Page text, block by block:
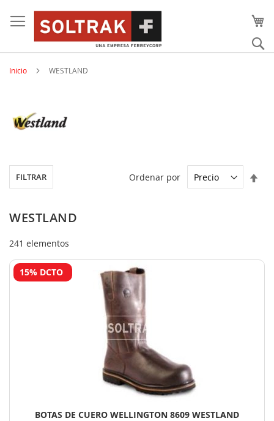
to
content
Inicio WESTLAND
WESTLAND
241 elementos
Ordenar por
15% DCTO
BOTAS DE CUERO WELLINGTON 8609 WESTLAND
FILTRAR